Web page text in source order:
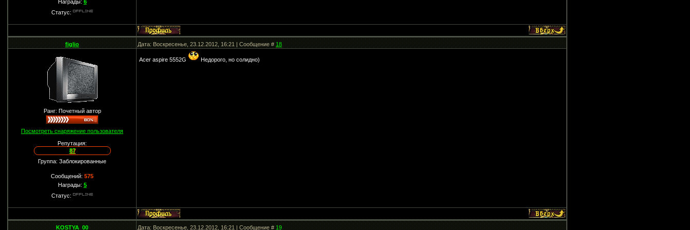
Награды: 6
Статус:
figlio Дата: Воскресенье, 23.12.2012, 16:21 | Сообщение #18
Ранг: Почетный автор
Посмотреть снаряжение пользователя
Репутация:
87
Группа: Заблокированные
Сообщений:575
Награды: 5
Статус:
Acer aspire 5552G Недорого, но солидно)
KOSTYA_00 Дата: Воскресенье, 23.12.2012, 16:21 | Сообщение #19